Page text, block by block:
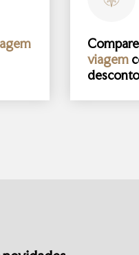
Compare
viagem
desconto